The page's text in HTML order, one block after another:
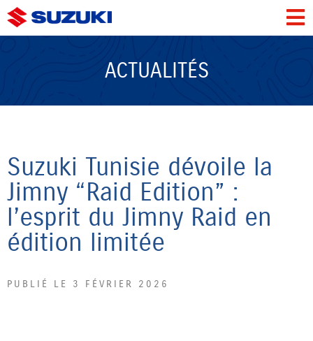
ACTUALITÉS
Suzuki Tunisie dévoile la
Jimny “Raid Edition” :
l’esprit du Jimny Raid en
édition limitée
PUBLIÉ LE 3 FÉVRIER 2026